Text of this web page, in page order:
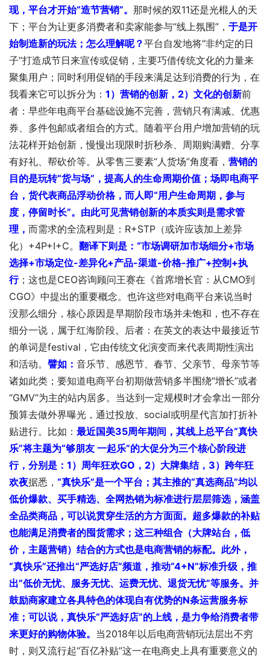
现，平台才开始“造节营销”。 那时候的双11还是光棍人的天
下；平台为让更多消费者和卖家能参与“线上氛围”， 于是开
始制造新的玩法；怎么理解呢？平台自发地将“非约定的日
子”打造成节日来宣传或促销，主要巧借传统文化的力量来
聚集用户；同时利用促销的手段来满足达到消费的行为，在
我看来它可以拆分为： 1）营销的创新，2）文化的创新前
者：早些年电商平台基础设施不完善，营销只有满减、优惠
券、多件包邮或者组合的方式。随着平台用户增加营销的玩
法花样开始创新，慢慢出现限时折秒杀、周期购满赠、分享
有好礼、帮砍价等。从零售三要素“人货场”角度看， 营销的
目的是玩转“货与场”，提高人的生命周期价值；场即电商平
台，货代表商品浮动价格，而人即“用户生命周期，参与
度，停留时长”。 由此可见营销创新的本质实则是需求管
理， 而需求的全流程则是：R+STP（或许应该加上差异
化）+4P+I+C。 翻译下则是： “市场调研加市场细分+市场
选择+市场定位-差异化+产品-渠道-价格-推广+控制+执
行；这也是CEO咨询顾问王赛在《首席增长官：从CMO到
CGO》中提出的重要概念。也许这些对电商平台来说当时
没那么细分，核心原因是早期阶段市场并未饱和，也不存在
细分一说，属于红海阶段。后者：在英文的表达中最接近节
的单词是festival，它由传统文化演变而来代表周期性演出
和活动。 譬如： 音乐节、感恩节、春节、父亲节、母亲节等
诸如此类；要知道电商平台初期做营销多半围绕“增长”或者
“GMV”为主的站内居多。当达到一定规模时才会拿出一部分
预算去做外界曝光，通过投放、social或明星代言加打折补
贴进行。比如： 最近国美35周年期间，其线上总平台“真快
乐”将主题为“够朋友 一起乐”的大促分为三个核心阶段进
行，分别是： 1）周年狂欢GO，2）大牌集结，3）跨年狂
欢夜据悉， “真快乐”是一个平台；其主推的“真选商品”均以
低价爆款、买手精选、全网热销为标准进行层层筛选，涵盖
全品类商品，可以说贯穿生活的方方面面。 超多爆款的补贴
也能满足消费者的囤货需求；这三种组合（大牌站台，低
价，主题营销）结合的方式也是电商营销的标配。 此外，
“真快乐”还推出“严选好店”频道，推动“4+N”标准升级，推
出”低价无忧、服务无忧、运费无忧、退货无忧”等服务。 并
鼓励商家建立各具特色的体现自有优势的N条运营服务标
准；可以说， 真快乐“严选好店”的上线， 是力争给消费者带
来更好的购物体验。 当2018年以后电商营销玩法层出不穷
时，则又流行起“百亿补贴”这一在电商史上具有重要意义的